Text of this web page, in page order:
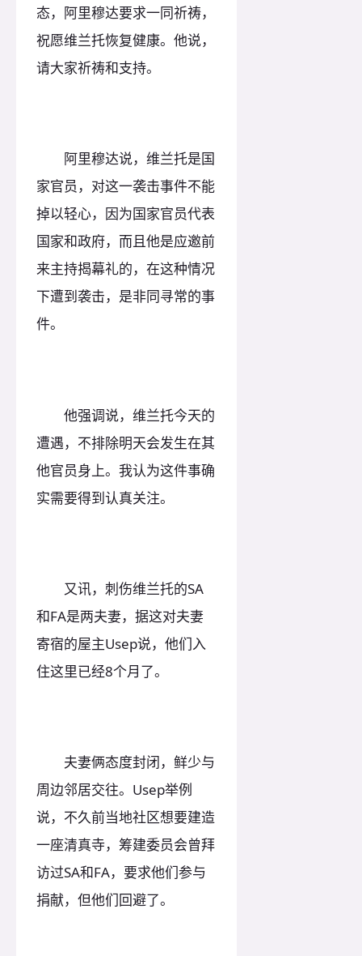
态，阿里穆达要求一同祈祷，
祝愿维兰托恢复健康。他说，
请大家祈祷和支持。
阿里穆达说，维兰托是国
家官员，对这一袭击事件不能
掉以轻心，因为国家官员代表
国家和政府，而且他是应邀前
来主持揭幕礼的，在这种情况
下遭到袭击，是非同寻常的事
件。
他强调说，维兰托今天的
遭遇，不排除明天会发生在其
他官员身上。我认为这件事确
实需要得到认真关注。
又讯，刺伤维兰托的SA
和FA是两夫妻，据这对夫妻
寄宿的屋主Usep说，他们入
住这里已经8个月了。
夫妻俩态度封闭，鲜少与
周边邻居交往。Usep举例
说，不久前当地社区想要建造
一座清真寺，筹建委员会曾拜
访过SA和FA，要求他们参与
捐献，但他们回避了。